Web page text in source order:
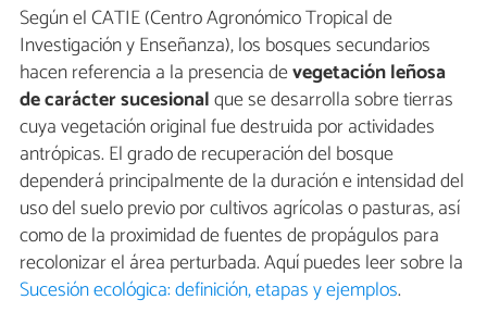
Según el CATIE (Centro Agronómico Tropical de
Investigación y Enseñanza), los bosques secundarios
hacen referencia a la presencia devegetación leñosa
de carácter sucesionalque se desarrolla sobre tierras
cuya vegetación original fue destruida por actividades
antrópicas. El grado de recuperación del bosque
dependerá principalmente de la duración e intensidad del
uso del suelo previo por cultivos agrícolas o pasturas, así
como de la proximidad de fuentes de propágulos para
recolonizar el área perturbada. Aquí puedes leer sobre la
Sucesión ecológica: definición, etapas y ejemplos.